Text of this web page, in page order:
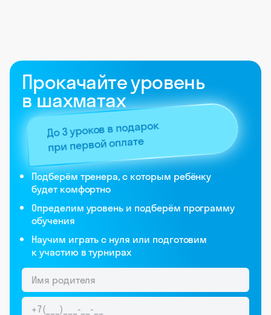
Прокачайте уровень
в шахматах
До 3 уроков в подарок
при первой оплате
Подберём тренера, с которым ребёнку
будет комфортно
Определим уровень и подберём программу
обучения
Научим играть с нуля или подготовим
к участию в турнирах